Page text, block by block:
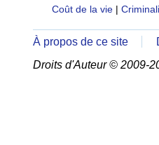
Coût de la vie |
À propos de ce site
Droits d'Auteur © 2009-